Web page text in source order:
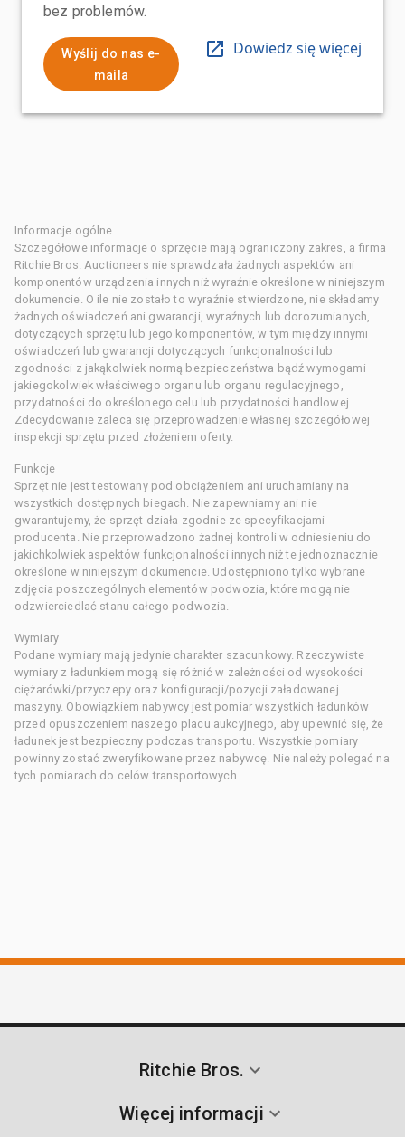
bez problemów.
Wyślij do nas e-
maila
Dowiedz się więcej
Informacje ogólne
Szczegółowe informacje o sprzęcie mają ograniczony zakres, a firma
Ritchie Bros. Auctioneers nie sprawdzała żadnych aspektów ani
komponentów urządzenia innych niż wyraźnie określone w niniejszym
dokumencie. O ile nie zostało to wyraźnie stwierdzone, nie składamy
żadnych oświadczeń ani gwarancji, wyraźnych lub dorozumianych,
dotyczących sprzętu lub jego komponentów, w tym między innymi
oświadczeń lub gwarancji dotyczących funkcjonalności lub
zgodności z jakąkolwiek normą bezpieczeństwa bądź wymogami
jakiegokolwiek właściwego organu lub organu regulacyjnego,
przydatności do określonego celu lub przydatności handlowej.
Zdecydowanie zaleca się przeprowadzenie własnej szczegółowej
inspekcji sprzętu przed złożeniem oferty.
Funkcje
Sprzęt nie jest testowany pod obciążeniem ani uruchamiany na
wszystkich dostępnych biegach. Nie zapewniamy ani nie
gwarantujemy, że sprzęt działa zgodnie ze specyfikacjami
producenta. Nie przeprowadzono żadnej kontroli w odniesieniu do
jakichkolwiek aspektów funkcjonalności innych niż te jednoznacznie
określone w niniejszym dokumencie. Udostępniono tylko wybrane
zdjęcia poszczególnych elementów podwozia, które mogą nie
odzwierciedlać stanu całego podwozia.
Wymiary
Podane wymiary mają jedynie charakter szacunkowy. Rzeczywiste
wymiary z ładunkiem mogą się różnić w zależności od wysokości
ciężarówki/przyczepy oraz konfiguracji/pozycji załadowanej
maszyny. Obowiązkiem nabywcy jest pomiar wszystkich ładunków
przed opuszczeniem naszego placu aukcyjnego, aby upewnić się, że
ładunek jest bezpieczny podczas transportu. Wszystkie pomiary
powinny zostać zweryfikowane przez nabywcę. Nie należy polegać na
tych pomiarach do celów transportowych.
Ritchie Bros.
Więcej informacji